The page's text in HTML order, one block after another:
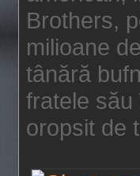
Brothers,
milioane
tânără
fratele
oropsit de